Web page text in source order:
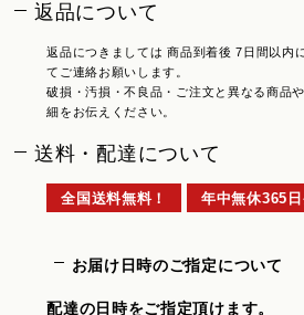
返品について
返品につきましては 商品到着後 7日間以内
てご連絡お願いします。
破損・汚損・不良品・ご注文と異なる商品
細をお伝えください。
送料・配達について
全国送料無料！ 年中無休365
お届け日時のご指定について
配達の日時をご指定頂けます。